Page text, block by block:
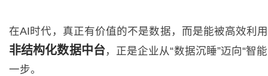
在AI时代，真正有价值的不是数据，而是能被高效利
非结构化数据中台，正是企业从“数据沉睡”迈向“智
一步。